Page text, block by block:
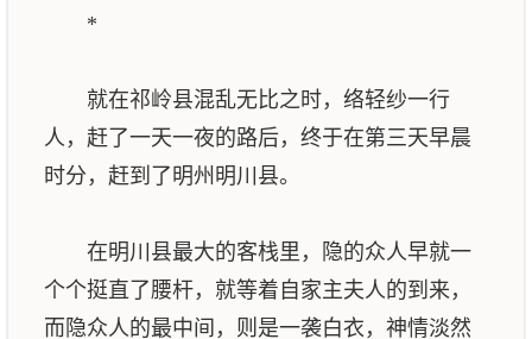
*
就在祁岭县混乱无比之时，络轻纱一行
人，赶了一天一夜的路后，终于在第三天早晨
时分，赶到了明州明川县。
在明川县最大的客栈里，隐的众人早就一
个个挺直了腰杆，就等着自家主夫人的到来，
而隐众人的最中间，则是一袭白衣，神情淡然